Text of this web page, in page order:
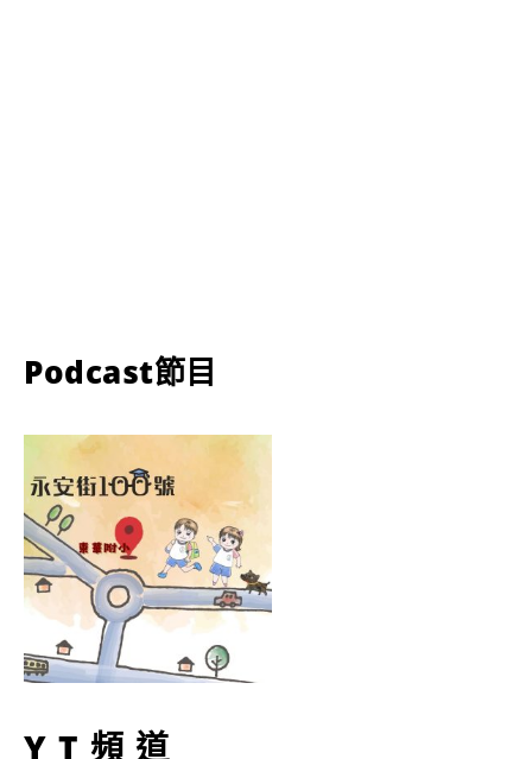
Podcast節目
YT頻道